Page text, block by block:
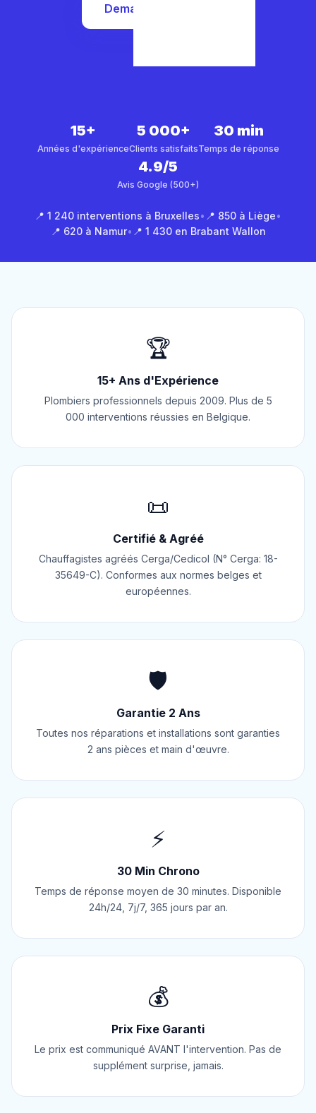
Demander un devis
15+
Années d'expérience
5 000+
Clients satisfaits
30 min
Temps de réponse
4.9/5
Avis Google (500+)
📍 1 240 interventions à Bruxelles• 📍 850 à Liège•
📍 620 à Namur• 📍 1 430 en Brabant Wallon
🏆
15+ Ans d'Expérience
Plombiers professionnels depuis 2009. Plus de 5
000 interventions réussies en Belgique.
📜
Certifié & Agréé
Chauffagistes agréés Cerga/Cedicol (N° Cerga: 18-
35649-C). Conformes aux normes belges et
européennes.
🛡️
Garantie 2 Ans
Toutes nos réparations et installations sont garanties
2 ans pièces et main d'œuvre.
⚡
30 Min Chrono
Temps de réponse moyen de 30 minutes. Disponible
24h/24, 7j/7, 365 jours par an.
💰
Prix Fixe Garanti
Le prix est communiqué AVANT l'intervention. Pas de
supplément surprise, jamais.